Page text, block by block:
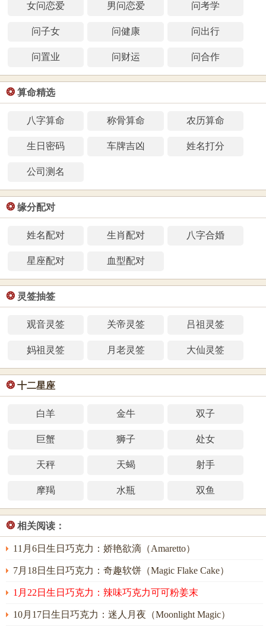
女问恋爱 男问恋爱 问考学
问子女 问健康 问出行
问置业 问财运 问合作
❂ 算命精选
八字算命 称骨算命 农历算命
生日密码 车牌吉凶 姓名打分
公司测名
❂ 缘分配对
姓名配对 生肖配对 八字合婚
星座配对 血型配对
❂ 灵签抽签
观音灵签 关帝灵签 吕祖灵签
妈祖灵签 月老灵签 大仙灵签
❂ 十二星座
白羊 金牛 双子
巨蟹 狮子 处女
天秤 天蝎 射手
摩羯 水瓶 双鱼
❂ 相关阅读：
11月6日生日巧克力：娇艳欲滴（Amaretto）
7月18日生日巧克力：奇趣软饼（Magic Flake Cake）
1月22日生日巧克力：辣味巧克力可可粉姜末
10月17日生日巧克力：迷人月夜（Moonlight Magic）